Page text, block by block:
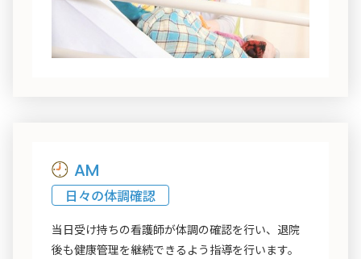
AM
日々の体調確認
当日受け持ちの看護師が体調の確認を行い、退院
後も健康管理を継続できるよう指導を行います。